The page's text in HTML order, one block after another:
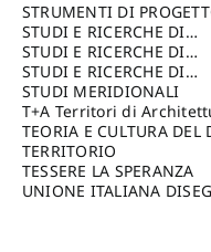
RICERCA IN RILIEVO E
RAPPRESENTAZIONE
DELL’ARCHITETTURA E
DELL’AMBIENTEa cura
Riccardo
STRUMENTI DI
STUDI E RICERCHE DI
ARCHEOLOGIA IN SICILIA
di: Pelagatti Paola
STUDI E RICERCHE DI
ARCHITETTURA del
di Architettura
Studi G. d' Annunzio
STUDI E RICERCHE DI
ARCHITETTURA del
di Architettura
Studi G. d' Annunzio,
Pescaraa cura di: Fusero
STUDI MERIDIONALI
T+A Territori di
cura di: Ramazzotti Luigi
TEORIA E CULTURA DEL
cura di: Furlanis Giuseppe
TERRITORIO
TESSERE LA SPERANZA
UNIONE ITALIANA